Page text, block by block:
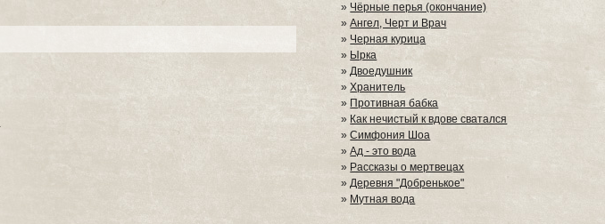
» Чёрные перья (окончание)
»Ангел, Черт и Врач
» Черная курица
» Ырка
»Двоедушник
»Хранитель
» Противная бабка
» Как нечистый к вдове сватался
»Симфония Шоа
»Ад - это вода
» Рассказы о мертвецах
»Деревня "Добренькое"
» Мутная вода